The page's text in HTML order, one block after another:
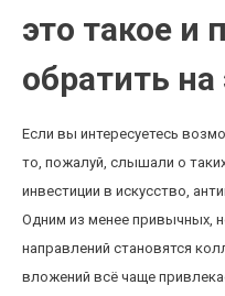
это такое и
обратить
Если вы интересуетесь
то, пожалуй, слышали о
инвестиции в искусство,
Одним из менее привычных,
направлений становятся
вложений всё чаще